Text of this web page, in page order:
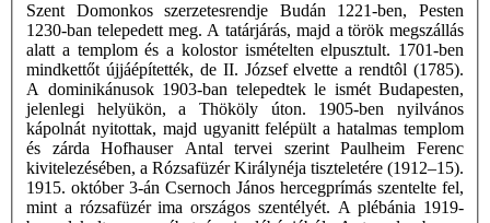
Szent Domonkos szerzetesrendje Budán 1221-ben, Pesten
1230-ban telepedett meg. A tatárjárás, majd a török megszállás
alatt a templom és a kolostor ismételten elpusztult. 1701-ben
mindkettőt újjáépítették, de II. József elvette a rendtôl (1785).
A dominikánusok 1903-ban telepedtek le ismét Budapesten,
jelenlegi helyükön, a Thököly úton. 1905-ben nyilvános
kápolnát nyitottak, majd ugyanitt felépült a hatalmas templom
és zárda Hofhauser Antal tervei szerint Paulheim Ferenc
kivitelezésében, a Rózsafüzér Királynéja tiszteletére (1912–15).
1915. október 3-án Csernoch János hercegprímás szentelte fel,
mint a rózsafüzér ima országos szentélyét. A plébánia 1919-